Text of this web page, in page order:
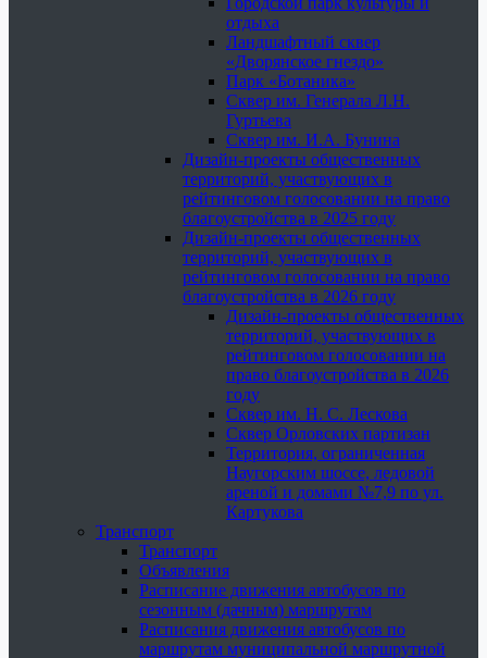
отдыха
Ландшафтный сквер
«Дворянское гнездо»
Парк «Ботаника»
Сквер им. Генерала Л.Н.
Гуртьева
Сквер им. И.А. Бунина
Дизайн-проекты общественных
территорий, участвующих в
рейтинговом голосовании на право
благоустройства в 2025 году
Дизайн-проекты общественных
территорий, участвующих в
рейтинговом голосовании на право
благоустройства в 2026 году
Дизайн-проекты общественных
территорий, участвующих в
рейтинговом голосовании на
право благоустройства в 2026
году
Сквер им. Н. С. Лескова
Сквер Орловских партизан
Территория, ограниченная
Наугорским шоссе, ледовой
ареной и домами №7,9 по ул.
Картукова
Транспорт
Транспорт
Объявления
Расписание движения автобусов по
сезонным (дачным) маршрутам
Расписания движения автобусов по
маршрутам муниципальной маршрутной